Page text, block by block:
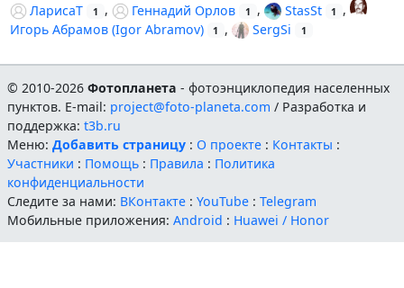
ЛарисаТ
1 , Геннадий Орлов 1 , StasSt 1
,
Игорь Абрамов (Igor Abramov)
1 , SergSi 1
© 2010-2026Фотопланета - фотоэнциклопедия населенных
пунктов. E-mail: project@foto-planeta.com / Разработка и
поддержка:t3b.ru
Меню:Добавить страницу : О проекте : Контакты :
Участники : Помощь : Правила : Политика
конфиденциальности
Следите за нами: ВКонтакте :YouTube :Telegram
Мобильные приложения:Android : Huawei / Honor